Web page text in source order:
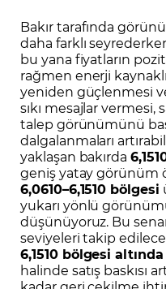
Bakır tarafında
daha farklı
bu yana fiyatların
rağmen enerji
yeniden güçlenmesi
sıkı mesajlar vermesi,
talep görünümünü
dalgalanmaları
yaklaşan bakırda
geniş yatay görünüm
6,0610–6,1510 bölgesi
yukarı yönlü
düşünüyoruz. Bu
seviyeleri takip
6,1510 bölgesi
halinde satış baskısı